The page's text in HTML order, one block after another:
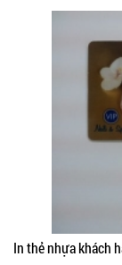
In thẻ nhựa khách